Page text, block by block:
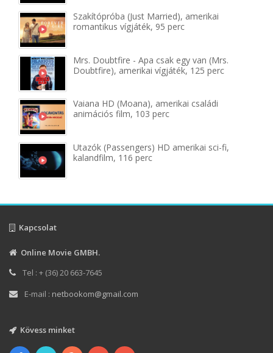
Szakítópróba (Just Married), amerikai
romantikus vígjáték, 95 perc
Mrs. Doubtfire - Apa csak egy van (Mrs.
Doubtfire), amerikai vígjáték, 125 perc
Vaiana HD (Moana), amerikai családi
animációs film, 103 perc
Utazók (Passengers) HD amerikai sci-fi,
kalandfilm, 116 perc
Kapcsolat
Online Movie GMBH.
Tel : + (36) 20 663-7645
E-mail : netbookom@gmail.com
Kövess minket